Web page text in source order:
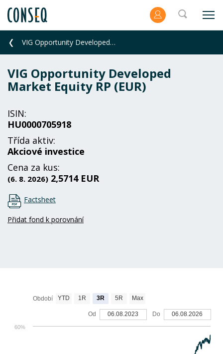
VIG Opportunity Developed Market Equity RP (EUR)
VIG Opportunity Developed
Market Equity RP (EUR)
ISIN:
HU0000705918
Třída aktiv:
Akciové investice
Cena za kus:
(6. 8. 2026) 2,5714 EUR
Factsheet
Přidat fond k porovnání
60%
Období YTD 1R 3R 5R Max
Od 06.08.2023 Do 06.08.2026